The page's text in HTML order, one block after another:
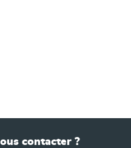
contacter ?